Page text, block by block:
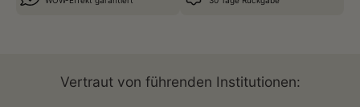
Vertraut von führenden Institutionen: